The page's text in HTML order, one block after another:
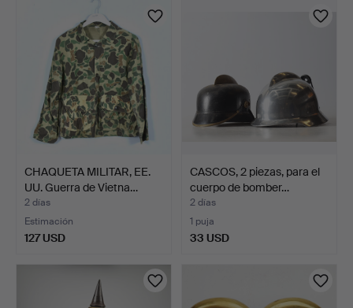
CHAQUETA MILITAR, EE.
UU. Guerra de Vietna…
2 días
Estimación
127 USD
CASCOS, 2 piezas, para el
cuerpo de bomber…
2 días
1 puja
33 USD